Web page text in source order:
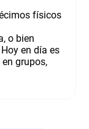
físicos
o bien
en día es
grupos,